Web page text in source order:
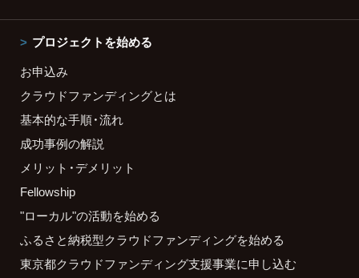
プロジェクトを始める
お申込み
クラウドファンディングとは
基本的な手順・流れ
成功事例の解説
メリット・デメリット
Fellowship
"ローカル"の活動を始める
ふるさと納税型クラウドファンディングを始める
東京都クラウドファンディング支援事業に申し込む